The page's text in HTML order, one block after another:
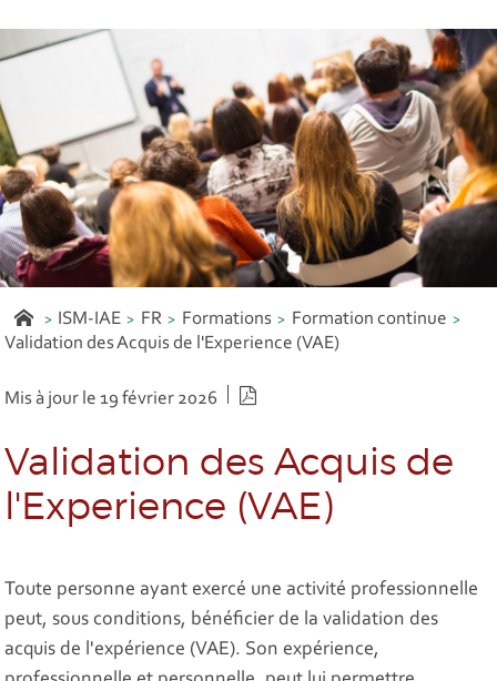
ISM-IAE FR Formations
Formation continue
Validation des Acquis de l'Experience (VAE)
Mis à jour le 19 février 2026
Validation des Acquis de
l'Experience (VAE)
Toute personne ayant exercé une activité professionnelle
peut, sous conditions, bénéficier de la validation des
acquis de l'expérience (VAE). Son expérience,